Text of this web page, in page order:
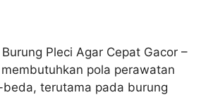
Pleci Agar Cepat Gacor –
pola perawatan
terutama pada burung